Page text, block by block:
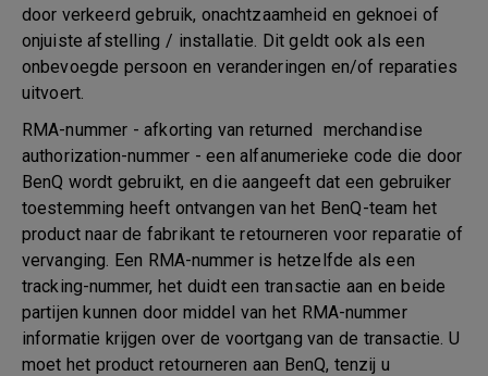
door verkeerd gebruik, onachtzaamheid en geknoei of
onjuiste afstelling / installatie. Dit geldt ook als een
onbevoegde persoon en veranderingen en/of reparaties
uitvoert.
RMA-nummer - afkorting van returned merchandise
authorization-nummer - een alfanumerieke code die door
BenQ wordt gebruikt, en die aangeeft dat een gebruiker
toestemming heeft ontvangen van het BenQ-team het
product naar de fabrikant te retourneren voor reparatie of
vervanging. Een RMA-nummer is hetzelfde als een
tracking-nummer, het duidt een transactie aan en beide
partijen kunnen door middel van het RMA-nummer
informatie krijgen over de voortgang van de transactie. U
moet het product retourneren aan BenQ, tenzij u